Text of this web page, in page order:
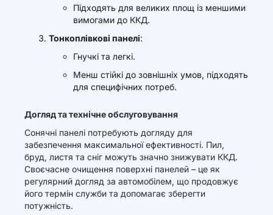
Підходять для великих площ із меншими
вимогами до ККД.
Тонкоплівкові панелі:
Гнучкі та легкі.
Менш стійкі до зовнішніх умов, підходять
для специфічних потреб.
Догляд та технічне обслуговування
Сонячні панелі потребують догляду для
забезпечення максимальної ефективності. Пил,
бруд, листя та сніг можуть значно знижувати ККД.
Своєчасне очищення поверхні панелей – це як
регулярний догляд за автомобілем, що продовжує
його термін служби та допомагає зберегти
потужність.